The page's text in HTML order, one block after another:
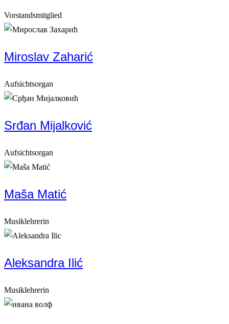
Vorstandsmitglied
Miroslav Zaharić
Aufsichtsorgan
Srđan Mijalković
Aufsichtsorgan
Maša Matić
Musiklehrerin
Aleksandra Ilić
Musiklehrerin